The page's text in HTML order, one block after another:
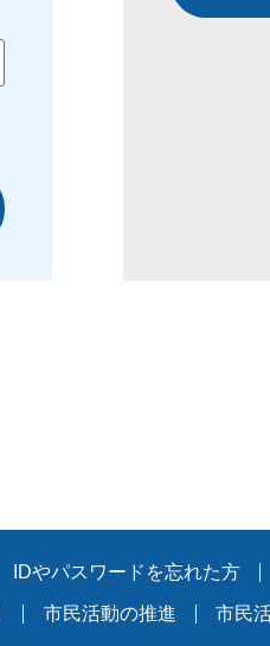
IDやパスワードを忘れた方
市民活動の推進 市民